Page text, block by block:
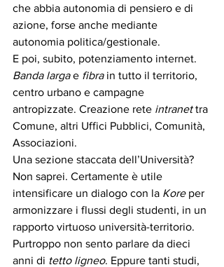
che abbia autonomia di pensiero e di
azione, forse anche mediante
autonomia politica/gestionale.
E poi, subito, potenziamento internet.
Banda larga e fibra in tutto il territorio,
centro urbano e campagne
antropizzate. Creazione rete intranet tra
Comune, altri Uffici Pubblici, Comunità,
Associazioni.
Una sezione staccata dell’Università?
Non saprei. Certamente è utile
intensificare un dialogo con la Kore per
armonizzare i flussi degli studenti, in un
rapporto virtuoso università-territorio.
Purtroppo non sento parlare da dieci
anni di tetto ligneo. Eppure tanti studi,